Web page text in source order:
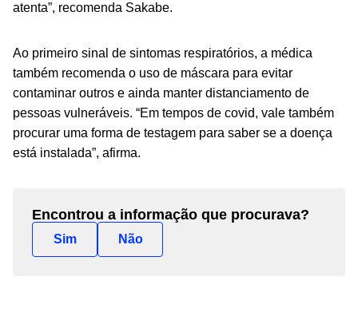
atenta”, recomenda Sakabe.
Ao primeiro sinal de sintomas respiratórios, a médica
também recomenda o uso de máscara para evitar
contaminar outros e ainda manter distanciamento de
pessoas vulneráveis. “Em tempos de covid, vale também
procurar uma forma de testagem para saber se a doença
está instalada”, afirma.
Encontrou a informação que procurava?
Sim Não